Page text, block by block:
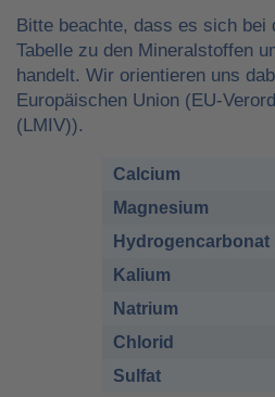
Bitte beachte, dass es sich bei
Tabelle zu den Mineralstoffen
handelt. Wir orientieren uns
Europäischen Union (EU-
(LMIV)).
Calcium
Magnesium
Hydrogencarbonat
Kalium
Natrium
Chlorid
Sulfat